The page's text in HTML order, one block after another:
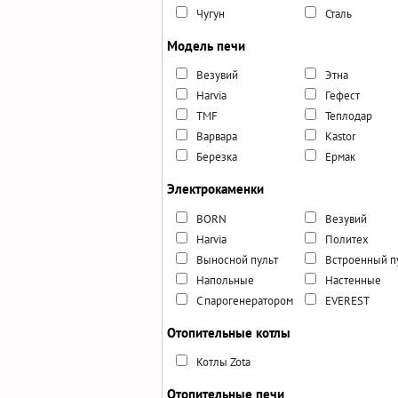
Чугун
Сталь
Модель печи
Везувий
Этна
Harvia
Гефест
TMF
Теплодар
Варвара
Kastor
Березка
Ермак
Электрокаменки
BORN
Везувий
Harvia
Политех
Выносной пульт
Встроенный
Напольные
Настенные
С парогенератором
EVEREST
Отопительные котлы
Котлы Zota
Отопительные печи